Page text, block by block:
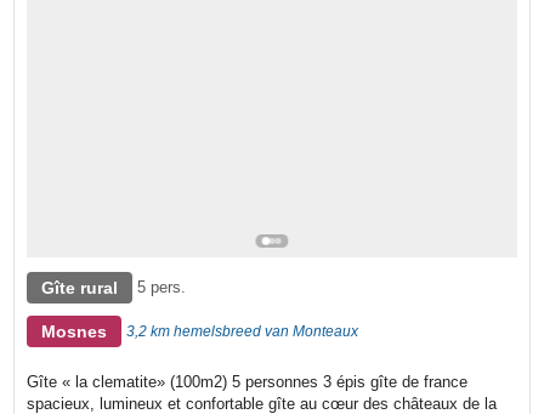
Gîte rural 5 pers.
Mosnes 3,2 km hemelsbreed van Monteaux
Gîte « la clematite» (100m2) 5 personnes 3 épis gîte de france
spacieux, lumineux et confortable gîte au cœur des châteaux de la